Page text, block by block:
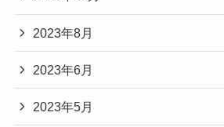
2023年8月
2023年6月
2023年5月